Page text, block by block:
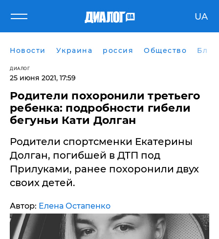
UA
Новости Украина россия Общество
ДИАЛОГ
25 июня 2021, 17:59
​Родители похоронили третьего
ребенка: подробности гибели
бегуньи Кати Долган
Родители спортсменки Екатерины
Долган, погибшей в ДТП под
Прилуками, ранее похоронили двух
своих детей.
Автор: Елена Остапенко